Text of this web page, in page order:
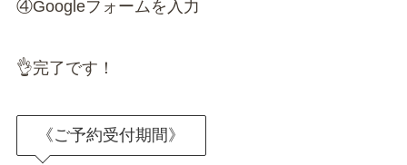
④Googleフォームを入力
👌完了です！
《ご予約受付期間》